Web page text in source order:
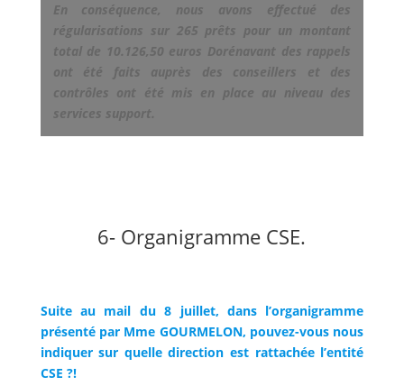
En conséquence, nous avons effectué des
régularisations sur 265 prêts pour un montant
total de 10.126,50 euros Dorénavant des rappels
ont été faits auprès des conseillers et des
contrôles ont été mis en place au niveau des
services support.
6- Organigramme CSE.
Suite au mail du 8 juillet, dans l’organigramme
présenté par Mme GOURMELON, pouvez-vous nous
indiquer sur quelle direction est rattachée l’entité
CSE ?!